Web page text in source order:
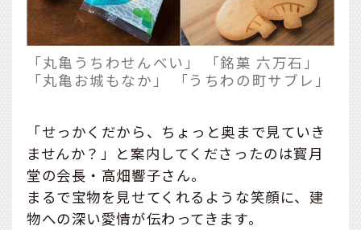
「丸亀うちわせんべい」 「銘菓 六万石」
「丸亀お城もなか」 「うちわの町サブレ」
「せっかくだから、ちょっと奥まで見ていき
ませんか？」と案内してくださったのは寳月
堂の会長・高畑響子さん。
まるで宝物を見せてくれるような笑顔に、建
物への深い愛情が伝わってきます。